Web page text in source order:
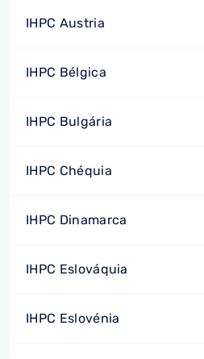
IHPC Austria
IHPC Bélgica
IHPC Bulgária
IHPC Chéquia
IHPC Dinamarca
IHPC Eslováquia
IHPC Eslovénia